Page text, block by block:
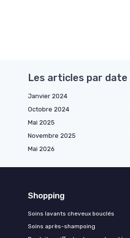
Les articles par date
Janvier 2024
Octobre 2024
Mai 2025
Novembre 2025
Mai 2026
Shopping
Soins lavants cheveux bouclés
Soins après-shampoing